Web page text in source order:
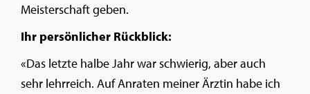
Meisterschaft geben.
Ihr persönlicher Rückblick:
«Das letzte halbe Jahr war schwierig, aber auch
sehr lehrreich. Auf Anraten meiner Ärztin habe ich